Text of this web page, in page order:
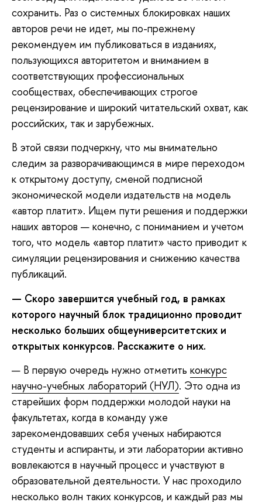
сохранить. Раз о системных блокировках наших
авторов речи не идет, мы по-прежнему
рекомендуем им публиковаться в изданиях,
пользующихся авторитетом и вниманием в
соответствующих профессиональных
сообществах, обеспечивающих строгое
рецензирование и широкий читательский охват, как
российских, так и зарубежных.
В этой связи подчеркну, что мы внимательно
следим за разворачивающимся в мире переходом
к открытому доступу, сменой подписной
экономической модели издательств на модель
«автор платит». Ищем пути решения и поддержки
наших авторов — конечно, с пониманием и учетом
того, что модель «автор платит» часто приводит к
симуляции рецензирования и снижению качества
публикаций.
— Скоро завершится учебный год, в рамках
которого научный блок традиционно проводит
несколько больших общеуниверситетских и
открытых конкурсов. Расскажите о них.
— В первую очередь нужно отметить конкурс
научно-учебных лабораторий (НУЛ). Это одна из
старейших форм поддержки молодой науки на
факультетах, когда в команду уже
зарекомендовавших себя ученых набираются
студенты и аспиранты, и эти лаборатории активно
вовлекаются в научный процесс и участвуют в
образовательной деятельности. У нас проходило
несколько волн таких конкурсов, и каждый раз мы